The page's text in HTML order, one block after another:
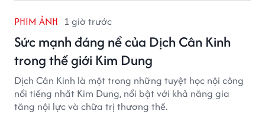
PHIM ẢNH 1 giờ trước
Sức mạnh đáng nể của Dịch Cân Kinh
trong thế giới Kim Dung
Dịch Cân Kinh là một trong những tuyệt học nội công
nổi tiếng nhất Kim Dung, nổi bật với khả năng gia
tăng nội lực và chữa trị thương thế.